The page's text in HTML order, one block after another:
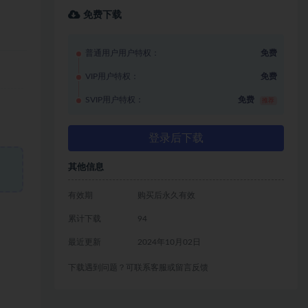
免费下载
普通用户用户特权： 免费
VIP用户特权： 免费
SVIP用户特权： 免费
登录后下载
其他信息
有效期 购买后永久有效
累计下载 94
最近更新 2024年10月02日
下载遇到问题？可联系客服或留言反馈